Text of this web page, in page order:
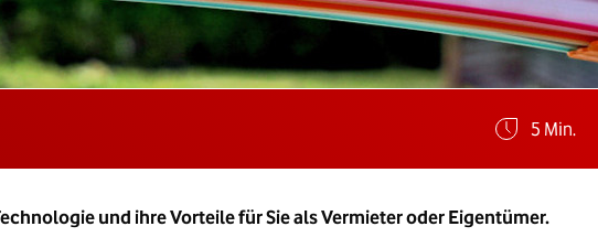
5 Min.
und ihre Vorteile für Sie als Vermieter oder Eigentümer.